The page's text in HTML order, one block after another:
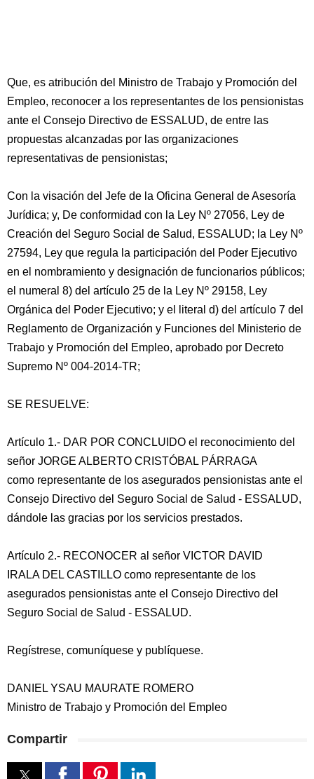
Que, es atribución del Ministro de Trabajo y Promoción del
Empleo, reconocer a los representantes de los pensionistas
ante el Consejo Directivo de ESSALUD, de entre las
propuestas alcanzadas por las organizaciones
representativas de pensionistas;
Con la visación del Jefe de la Oficina General de Asesoría
Jurídica; y, De conformidad con la Ley Nº 27056, Ley de
Creación del Seguro Social de Salud, ESSALUD; la Ley Nº
27594, Ley que regula la participación del Poder Ejecutivo
en el nombramiento y designación de funcionarios públicos;
el numeral 8) del artículo 25 de la Ley Nº 29158, Ley
Orgánica del Poder Ejecutivo; y el literal d) del artículo 7 del
Reglamento de Organización y Funciones del Ministerio de
Trabajo y Promoción del Empleo, aprobado por Decreto
Supremo Nº 004-2014-TR;
SE RESUELVE:
Artículo 1.- DAR POR CONCLUIDO el reconocimiento del
señor JORGE ALBERTO CRISTÓBAL PÁRRAGA
como representante de los asegurados pensionistas ante el
Consejo Directivo del Seguro Social de Salud - ESSALUD,
dándole las gracias por los servicios prestados.
Artículo 2.- RECONOCER al señor VICTOR DAVID
IRALA DEL CASTILLO como representante de los
asegurados pensionistas ante el Consejo Directivo del
Seguro Social de Salud - ESSALUD.
Regístrese, comuníquese y publíquese.
DANIEL YSAU MAURATE ROMERO
Ministro de Trabajo y Promoción del Empleo
Compartir